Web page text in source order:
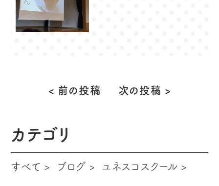
ビ
ゲ
ー
シ
< 前の投稿 次の投稿 >
カテゴリ
すべて ブログ ユネスコスクール